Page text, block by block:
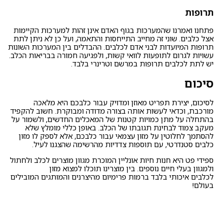
תרופות
פתחנו ואמרנו שהמערכות בגוף האדם אינן זהות למערכות הקיימות
אצל כלבים. שוני זה מחייב התייחסות והתאמה, ועל כן לא ניתן לתת
תרופות המיועדות לבני אדם לכלבים. ההבדלים בין המערכות השונות
עשויות לגרום לתופעות לוואי קשות, ולפגיעה חמורה בבריאות הכלב.
יש לתת לכלבים תרופות במרשם וטרינרי בלבד.
סיכום
לסיכום, יצירת תפריט מאוזן ומדויק עבור כלבכם היא מלאכה
מורכבת, וכדאי לעשות אותה בצורה מדודה ומבוקרת. חשוב להקפיד
בהתחלה על מתן כמויות קטנות של המאכלים החדשים, ולשמור על
מעקב צמוד לבחינת תגובתו של הכלב. באופן כללי מומלץ שלא
להסתמך לחלוטין על מזון עצמאי עבור כלבכם, אלא לספק לו מזון
כלבים סטנדרטי, עם תוספות צדדיות מהרשימה שהצגנו לעיל.
ספידי פט היא חנות חיות אונליין המוכרת מגוון מוצרים לכלב ולחתול
ולמגוון בעלי חיים נוספים. בין מוצרינו תוכלו למצוא מזון
לכלבים איכותי בלבד ברמות פרימיום מהיצרנים והמותגים המובילים
בעולם!